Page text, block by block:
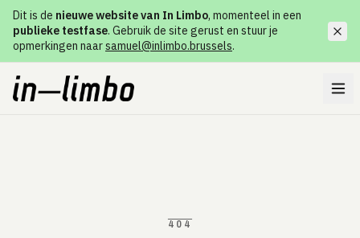
Dit is de nieuwe website van In Limbo, momenteel in een
publieke testfase. Gebruik de site gerust en stuur je
opmerkingen naarsamuel@inlimbo.brussels.
404